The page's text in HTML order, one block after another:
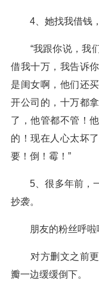
4、她找我借钱，
“我跟你说，我们
借我十万，我告诉
是闺女啊，他们还
开公司的，十万都
了，他管都不管！
的！现在人心太坏
要！倒！霉！”
5、很多年前，一
抄袭。
朋友的粉丝呼啦
对方删文之前更
瓣一边缓缓倒下。